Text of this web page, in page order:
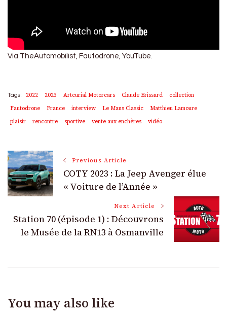
Via TheAutomobilist, Fautodrone, YouTube.
Tags: 2022 2023 Artcurial Motorcars Claude Brissard
collection
Fautodrone
France interview Le Mans Classic
Matthieu Lamoure
plaisir
rencontre sportive vente aux enchères vidéo
Post
Navigation
Previous Article
COTY 2023 : La Jeep Avenger élue
« Voiture de l’Année »
Next Article
Station 70 (épisode 1) : Découvrons
le Musée de la RN13 à Osmanville
You may also like